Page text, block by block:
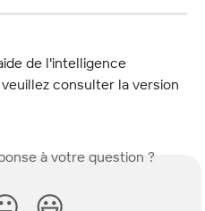
de l'intelligence
consulter la version
à votre question ?